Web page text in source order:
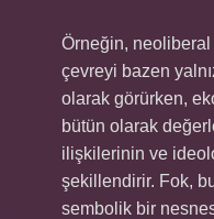
Örneğin,
çevreyi bazen
olarak görürken,
bütün olarak
ilişkilerinin ve
şekillendirir. Fok,
sembolik bir